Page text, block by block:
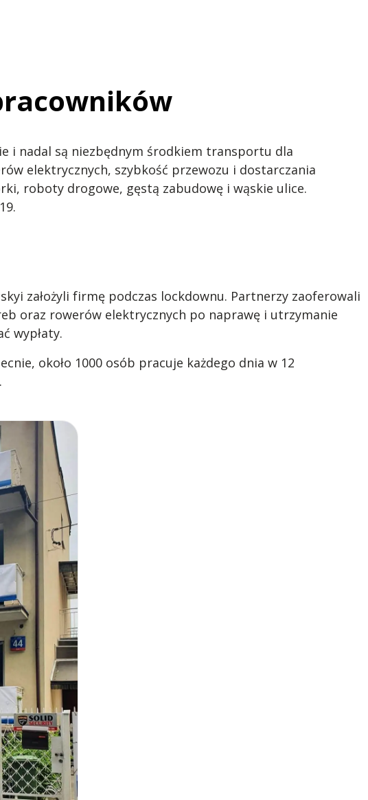
i nadal są niezbędnym środkiem transportu dla
elektrycznych, szybkość przewozu i dostarczania
roboty drogowe, gęstą zabudowę i wąskie ulice.
założyli firmę podczas lockdownu. Partnerzy zaoferowali
oraz rowerów elektrycznych po naprawę i utrzymanie
wypłaty.
około 1000 osób pracuje każdego dnia w 12